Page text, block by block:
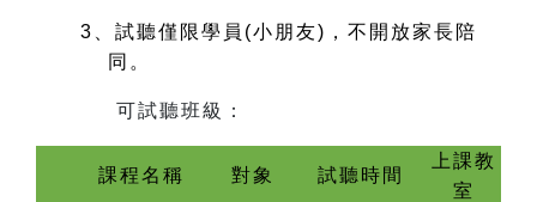
3
、試聽僅限學員(小朋友)，不開放家長陪
同。
可試聽班級：
課程名稱 對象 試聽時間
上課教
室